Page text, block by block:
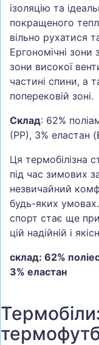
ізоляцію та
покращеного
вільно рухатися
Ергономічні зони
зони високої
частині спини, а
поперековій зоні.
Склад: 62%
(PP), 3% еластан
Ця термобілізна
під час зимових
незвичайний
будь-яких
спорт стає ще
цій надійній і
склад: 62%
3% еластан